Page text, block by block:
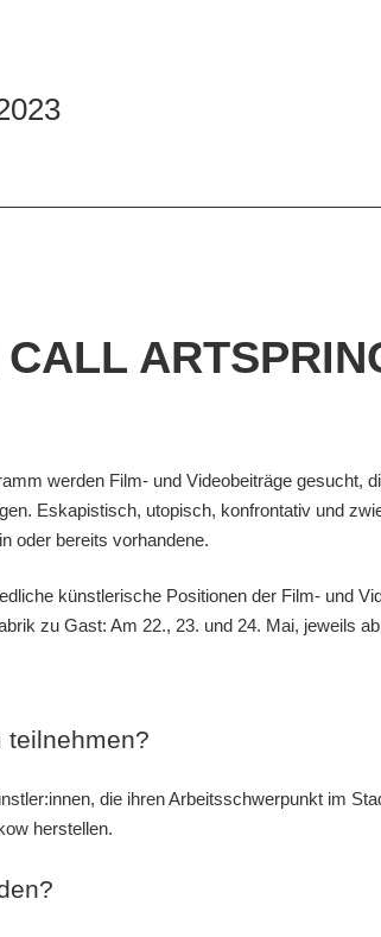
werden Film- und Videobeiträge gesucht,
Eskapistisch, utopisch, konfrontativ und
oder bereits vorhandene.
künstlerische Positionen der Film- und
zu Gast: Am 22., 23. und 24. Mai, jeweils
teilnehmen?
die ihren Arbeitsschwerpunkt im
herstellen.